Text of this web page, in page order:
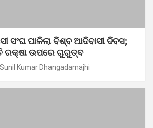
ସଂଘ ପାଳିଲା ବିଶ୍ବ ଆଦିବାସୀ ଦିବସ;
ରକ୍ଷା ଉପରେ ଗୁରୁତ୍ବ
Sunil Kumar Dhangadamajhi